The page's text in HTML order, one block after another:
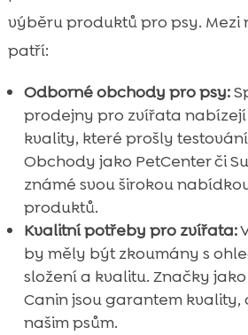
výběru produktů pro psy. Mezi
patří:
Odborné obchody pro psy:
prodejny pro zvířata
kvality, které prošly
Obchody jako PetCenter či
známé svou širokou
produktů.
Kvalitní potřeby pro zvířata:
by měly být zkoumány s
složení a kvalitu. Značky jako
Canin jsou garantem kvality,
našim psům.